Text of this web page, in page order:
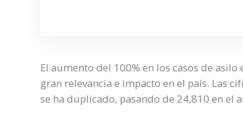
El aumento del 100% en los casos de
gran relevancia e impacto en el país. Las
se ha duplicado, pasando de 24,810 en el